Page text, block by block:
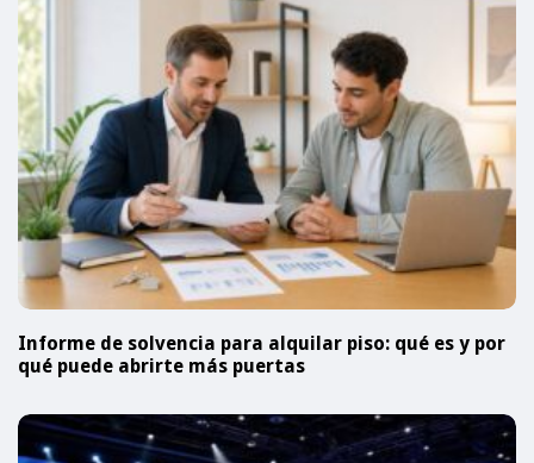
Informe de solvencia para alquilar piso: qué es y por
qué puede abrirte más puertas